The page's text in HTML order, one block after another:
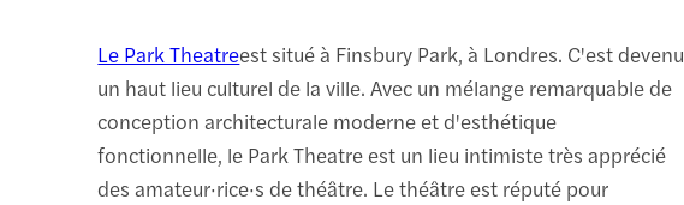
Le Park Theatreest situé à Finsbury Park, à Londres. C'est devenu
un haut lieu culturel de la ville. Avec un mélange remarquable de
conception architecturale moderne et d'esthétique
fonctionnelle, le Park Theatre est un lieu intimiste très apprécié
des amateur·rice·s de théâtre. Le théâtre est réputé pour